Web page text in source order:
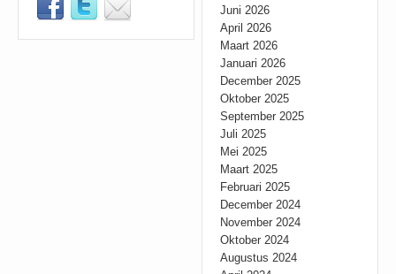
Juni 2026
April 2026
Maart 2026
Januari 2026
December 2025
Oktober 2025
September 2025
Juli 2025
Mei 2025
Maart 2025
Februari 2025
December 2024
November 2024
Oktober 2024
Augustus 2024